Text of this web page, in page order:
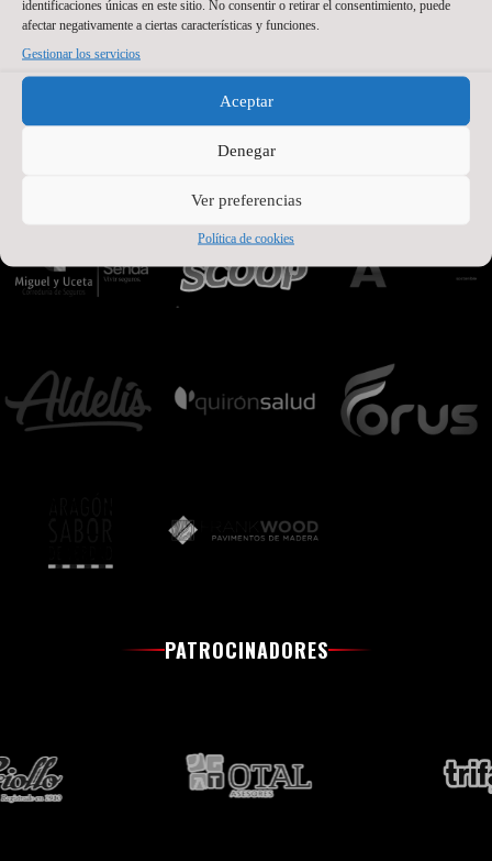
identificaciones únicas en este sitio. No consentir o retirar el consentimiento, puede
afectar negativamente a ciertas características y funciones.
Gestionar los servicios
Aceptar
Denegar
Ver preferencias
Política de cookies
PATROCINADORES OFICIALES PREMIUM
PATROCINADORES